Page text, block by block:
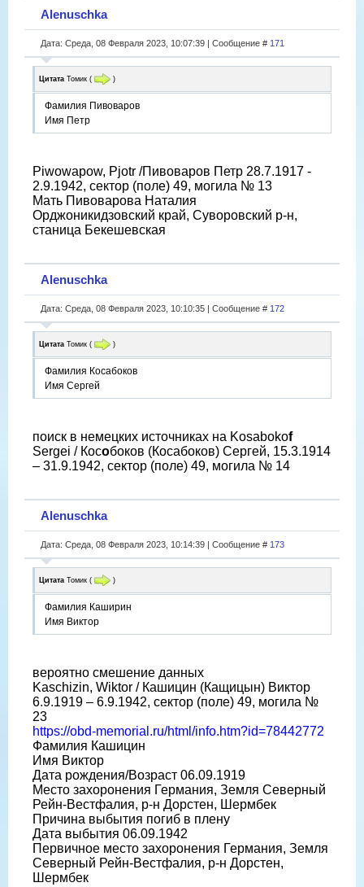
Alenuschka
Дата: Среда, 08 Февраля 2023, 10:07:39 | Сообщение # 171
Цитата Томик ( )
Фамилия Пивоваров
Имя Петр
Piwowapow, Pjotr /Пивоваров Петр 28.7.1917 -
2.9.1942, сектор (поле) 49, могила № 13
Мать Пивоварова Наталия
Орджоникидзовский край, Суворовский р-н,
станица Бекешевская
Alenuschka
Дата: Среда, 08 Февраля 2023, 10:10:35 | Сообщение # 172
Цитата Томик ( )
Фамилия Косабоков
Имя Сергей
поиск в немецких источниках на Kosabokof
Sergei / Кособоков (Косабоков) Сергей, 15.3.1914
– 31.9.1942, сектор (поле) 49, могила № 14
Alenuschka
Дата: Среда, 08 Февраля 2023, 10:14:39 | Сообщение # 173
Цитата Томик ( )
Фамилия Каширин
Имя Виктор
вероятно смешение данных
Kaschizin, Wiktor / Кашицин (Кащицын) Виктор
6.9.1919 – 6.9.1942, сектор (поле) 49, могила №
23
https://obd-memorial.ru/html/info.htm?id=78442772
Фамилия Кашицин
Имя Виктор
Дата рождения/Возраст 06.09.1919
Место захоронения Германия, Земля Северный
Рейн-Вестфалия, р-н Дорстен, Шермбек
Причина выбытия погиб в плену
Дата выбытия 06.09.1942
Первичное место захоронения Германия, Земля
Северный Рейн-Вестфалия, р-н Дорстен,
Шермбек